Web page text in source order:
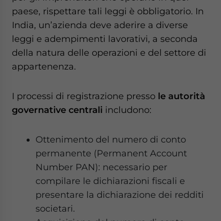
paese, rispettare tali leggi è obbligatorio. In
India, un’azienda deve aderire a diverse
leggi e adempimenti lavorativi, a seconda
della natura delle operazioni e del settore di
appartenenza.
I processi di registrazione presso le autorità
governative centrali includono:
Ottenimento del numero di conto
permanente (Permanent Account
Number PAN): necessario per
compilare le dichiarazioni fiscali e
presentare la dichiarazione dei redditi
societari.